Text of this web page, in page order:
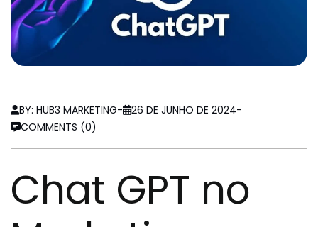
BY: HUB3 MARKETING- 26 DE JUNHO DE 2024-
COMMENTS (0)
Chat GPT no